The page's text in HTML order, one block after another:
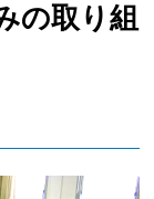
の取り組